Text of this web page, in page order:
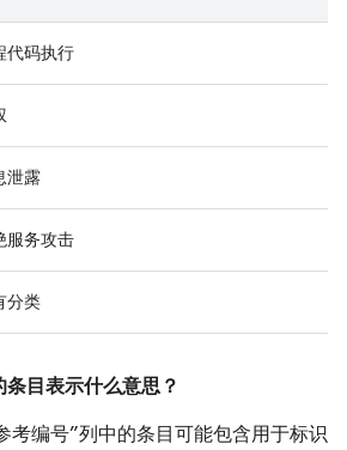
代码执行
泄露
服务攻击
分类
目表示什么意思？
考编号”列中的条目可能包含用于标识